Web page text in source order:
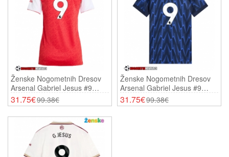
Ženske Nogometnih Dresov
Arsenal Gabriel Jesus #9
Domači 2025-26 Kratki Rokavi
31.75€99.38€
Ženske Nogometnih Dresov
Arsenal Gabriel Jesus #9
Gostujoči 2025-26 Kratki
Rokavi
31.75€99.38€